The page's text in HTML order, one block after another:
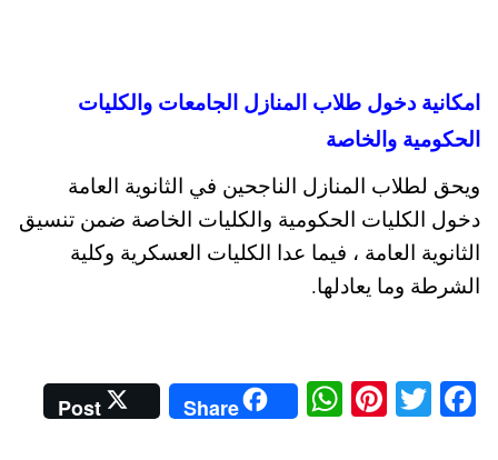
امكانية دخول طلاب المنازل الجامعات والكليات
الحكومية والخاصة
ويحق لطلاب المنازل الناجحين في الثانوية العامة
دخول الكليات الحكومية والكليات الخاصة ضمن تنسيق
الثانوية العامة ، فيما عدا الكليات العسكرية وكلية
الشرطة وما يعادلها.
Fa
T
Pi
W
ha
Share
Post